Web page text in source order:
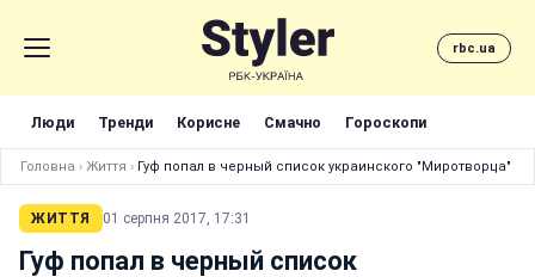
rbc.ua
Люди Тренди Корисне Смачно Гороскопи
Головна › Життя › Гуф попал в черный список украинского "Миротворца"
ЖИТТЯ 01 серпня 2017, 17:31
Гуф попал в черный список